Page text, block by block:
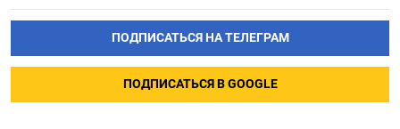
ПОДПИСАТЬСЯ НА ТЕЛЕГРАМ
ПОДПИСАТЬСЯ В GOOGLE